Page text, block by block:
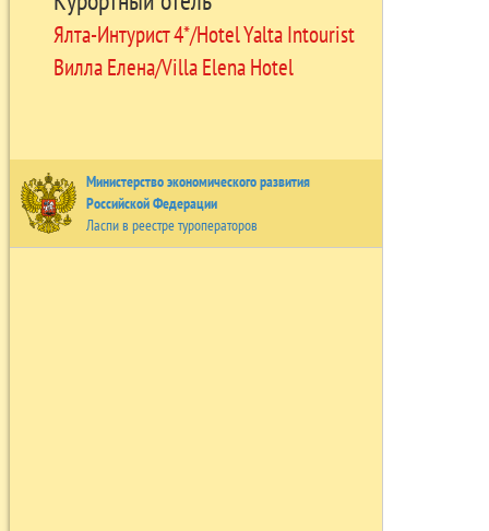
Ялта-Интурист 4*/Hotel Yalta Intourist
Вилла Елена/Villa Elena Hotel
Министерство экономического развития
Российской Федерации
Ласпи в реестре туроператоров